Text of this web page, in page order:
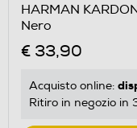
HARMAN
Nero
€ 33,90
Acquisto online:
Ritiro in negozio in